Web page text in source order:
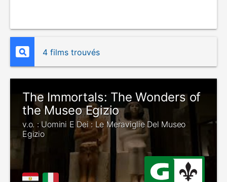
4 films trouvés
The Immortals: The Wonders of
the Museo Egizio
v.o. : Uomini E Dei : Le Meraviglie Del Museo
Egizio